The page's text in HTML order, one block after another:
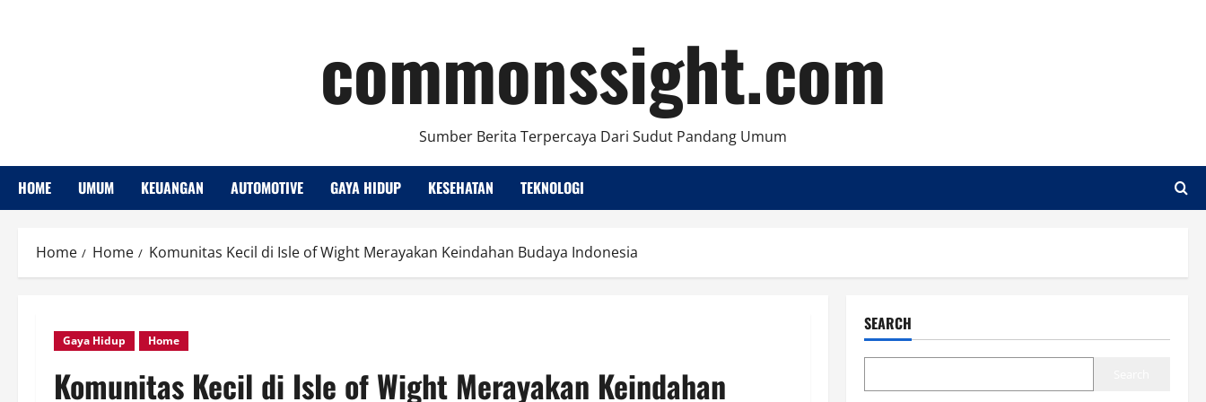
commonssight.com
Sumber Berita Terpercaya Dari Sudut Pandang Umum
HOME UMUM KEUANGAN AUTOMOTIVE GAYA HIDUP KESEHATAN TEKNOLOGI
Home Home Komunitas Kecil di Isle of Wight Merayakan Keindahan Budaya Indonesia
Gaya Hidup Home
Komunitas Kecil di Isle of Wight Merayakan Keindahan
SEARCH